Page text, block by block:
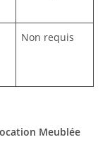
Non requis
Meublée